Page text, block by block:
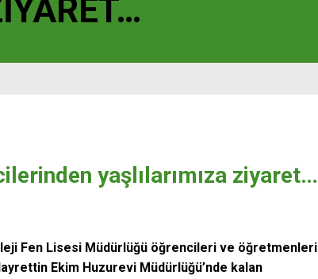
yaşlılarımıza ziyaret…
Fen Lisesi Müdürlüğü öğrencileri ve öğretmenleri
Ekim Huzurevi Müdürlüğü’nde kalan